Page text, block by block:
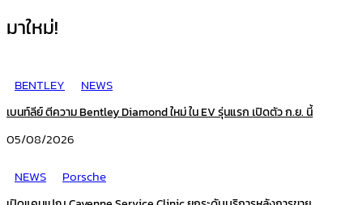
มาใหม่!
BENTLEY NEWS
เบนท์ลีย์ ตีความ Bentley Diamond ใหม่ ใน EV รุ่นแรก เปิดตัว ก.ย. นี้
05/08/2026
NEWS
Porsche